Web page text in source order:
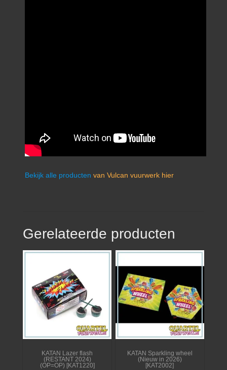
Bekijk alle producten van Vulcan vuurwerk hier
Gerelateerde producten
KATAN Lazer flash
(RESTANT 2024)
(OP=OP) [KAT1220]
KATAN Sparkling wheel
(Nieuw in 2026)
[KAT2002]